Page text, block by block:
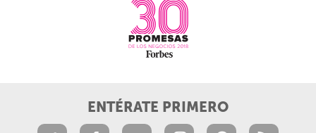
ENTÉRATE PRIMERO